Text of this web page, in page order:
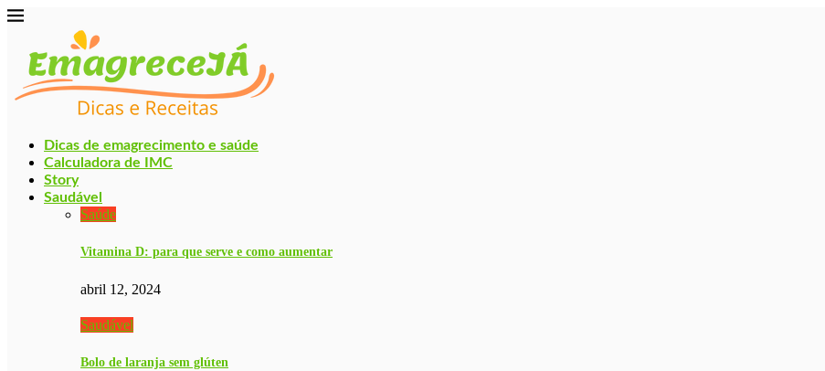
Dicas de emagrecimento e saúde
Calculadora de IMC
Story
Saudável
Saúde
Vitamina D: para que serve e como aumentar
abril 12, 2024
Saudável
Bolo de laranja sem glúten